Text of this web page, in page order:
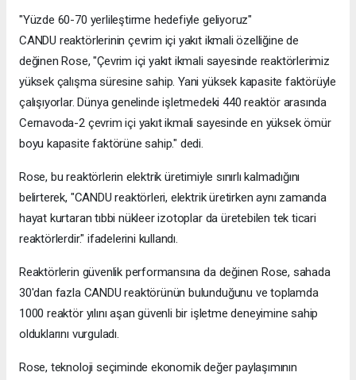
"Yüzde 60-70 yerlileştirme hedefiyle geliyoruz"
CANDU reaktörlerinin çevrim içi yakıt ikmali özelliğine de
değinen Rose, "Çevrim içi yakıt ikmali sayesinde reaktörlerimiz
yüksek çalışma süresine sahip. Yani yüksek kapasite faktörüyle
çalışıyorlar. Dünya genelinde işletmedeki 440 reaktör arasında
Cernavoda-2 çevrim içi yakıt ikmali sayesinde en yüksek ömür
boyu kapasite faktörüne sahip." dedi.
Rose, bu reaktörlerin elektrik üretimiyle sınırlı kalmadığını
belirterek, "CANDU reaktörleri, elektrik üretirken aynı zamanda
hayat kurtaran tıbbi nükleer izotoplar da üretebilen tek ticari
reaktörlerdir." ifadelerini kullandı.
Reaktörlerin güvenlik performansına da değinen Rose, sahada
30'dan fazla CANDU reaktörünün bulunduğunu ve toplamda
1000 reaktör yılını aşan güvenli bir işletme deneyimine sahip
olduklarını vurguladı.
Rose, teknoloji seçiminde ekonomik değer paylaşımının